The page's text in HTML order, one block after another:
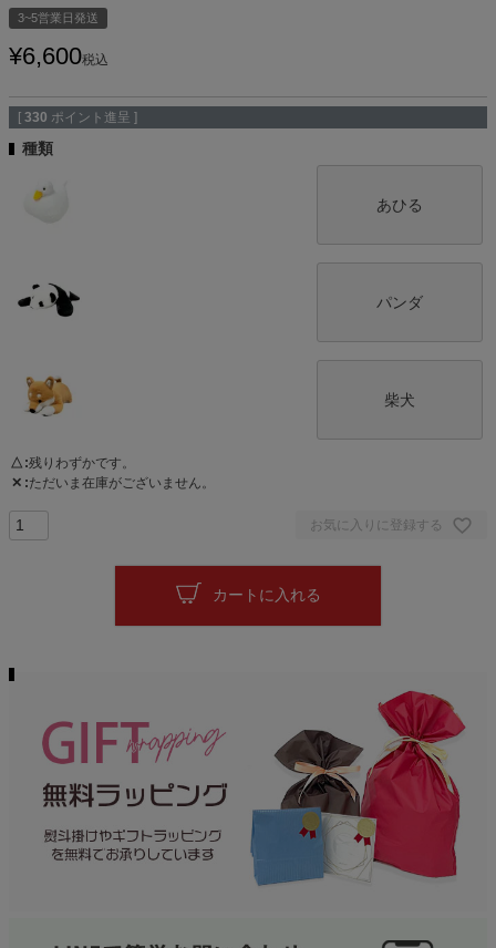
3~5営業日発送
¥6,600税込
[ 330 ポイント進呈 ]
種類
あひる
パンダ
柴犬
△ 残りわずかです。
✕ ただいま在庫がございません。
お気に入りに登録する
カートに入れる